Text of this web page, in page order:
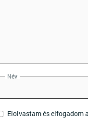
Név
Elolvastam és elfogadom